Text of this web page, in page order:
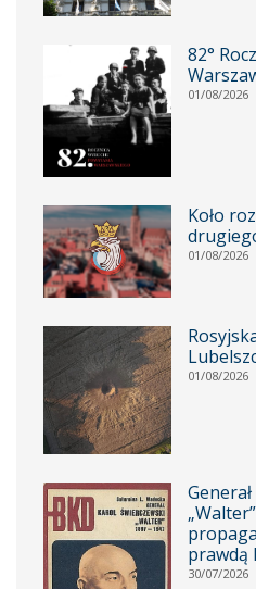
82°
01/08/2026
Koło
01/08/2026
01/08/2026
prawdą
30/07/2026